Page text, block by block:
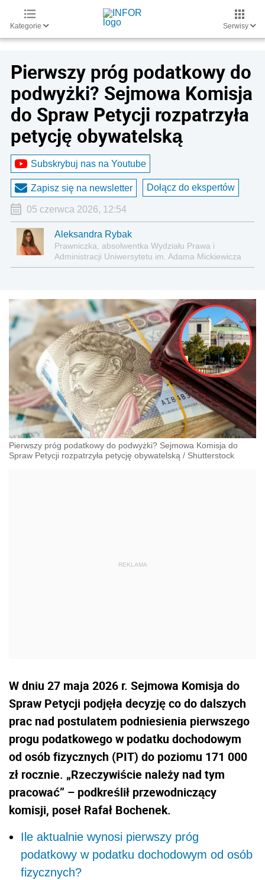
Kategorie Serwisy
Pierwszy próg podatkowy do
podwyżki? Sejmowa Komisja
do Spraw Petycji rozpatrzyła
petycję obywatelską
Subskrybuj nas na Youtube
Zapisz się na newsletter Dołącz do ekspertów
05 czerwca 2026, 12:54
Aleksandra Rybak
Prawniczka, absolwentka Wydziału Prawa i
Administracji Uniwersytetu im. Adama Mickiewicza
w Poznaniu
Pierwszy próg podatkowy do podwyżki? Sejmowa Komisja do
Spraw Petycji rozpatrzyła petycję obywatelską / Shutterstock
W dniu 27 maja 2026 r. Sejmowa Komisja do
Spraw Petycji podjęła decyzję co do dalszych
prac nad postulatem podniesienia pierwszego
progu podatkowego w podatku dochodowym
od osób fizycznych (PIT) do poziomu 171 000
zł rocznie. „Rzeczywiście należy nad tym
pracować” – podkreślił przewodniczący
komisji, poseł Rafał Bochenek.
Ile aktualnie wynosi pierwszy próg
podatkowy w podatku dochodowym od osób
fizycznych?